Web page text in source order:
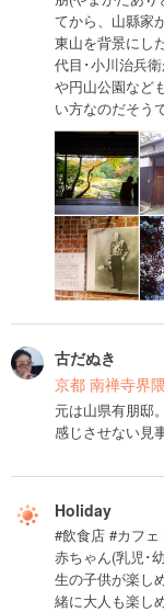
てから、山縣家
東山を背景にし
代目･小川治兵
や円山公園など
い方なのだそう
古だぬき
京都 南禅寺界
元は山県有朋邸
感じさせない見
Holiday
#飲食店 #カフ
赤ちゃん(乳児･
生の子供が楽し
緒に大人も楽し